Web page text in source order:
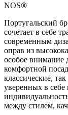
NOS®
Португальский
сочетает в себе
современным
оправ из
особое внимание
комфортной
классические,
уверенных в
между стилем,